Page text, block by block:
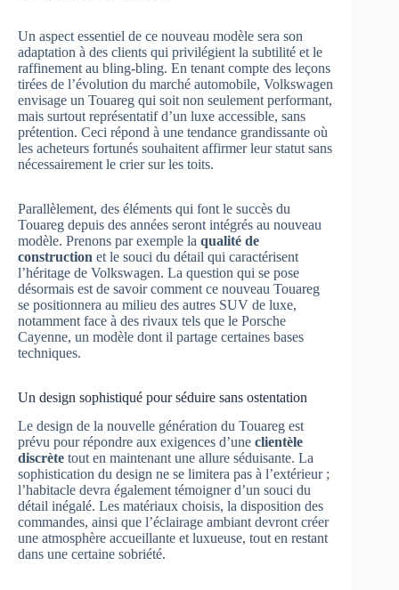
Un aspect essentiel de ce nouveau modèle sera son
adaptation à des clients qui privilégient la subtilité et le
raffinement au bling-bling. En tenant compte des leçons
tirées de l’évolution du marché automobile, Volkswagen
envisage un Touareg qui soit non seulement performant,
mais surtout représentatif d’un luxe accessible, sans
prétention. Ceci répond à une tendance grandissante où
les acheteurs fortunés souhaitent affirmer leur statut sans
nécessairement le crier sur les toits.
Parallèlement, des éléments qui font le succès du
Touareg depuis des années seront intégrés au nouveau
modèle. Prenons par exemple la qualité de
construction et le souci du détail qui caractérisent
l’héritage de Volkswagen. La question qui se pose
désormais est de savoir comment ce nouveau Touareg
se positionnera au milieu des autres SUV de luxe,
notamment face à des rivaux tels que le Porsche
Cayenne, un modèle dont il partage certaines bases
techniques.
Un design sophistiqué pour séduire sans ostentation
Le design de la nouvelle génération du Touareg est
prévu pour répondre aux exigences d’une clientèle
discrète tout en maintenant une allure séduisante. La
sophistication du design ne se limitera pas à l’extérieur ;
l’habitacle devra également témoigner d’un souci du
détail inégalé. Les matériaux choisis, la disposition des
commandes, ainsi que l’éclairage ambiant devront créer
une atmosphère accueillante et luxueuse, tout en restant
dans une certaine sobriété.